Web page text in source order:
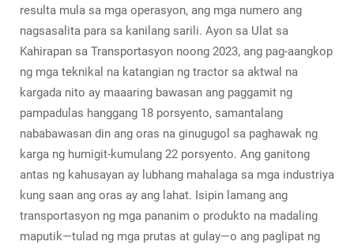
resulta mula sa mga operasyon, ang mga numero ang
nagsasalita para sa kanilang sarili. Ayon sa Ulat sa
Kahirapan sa Transportasyon noong 2023, ang pag-aangkop
ng mga teknikal na katangian ng tractor sa aktwal na
kargada nito ay maaaring bawasan ang paggamit ng
pampadulas hanggang 18 porsyento, samantalang
nababawasan din ang oras na ginugugol sa paghawak ng
karga ng humigit-kumulang 22 porsyento. Ang ganitong
antas ng kahusayan ay lubhang mahalaga sa mga industriya
kung saan ang oras ay ang lahat. Isipin lamang ang
transportasyon ng mga pananim o produkto na madaling
maputik—tulad ng mga prutas at gulay—o ang paglipat ng